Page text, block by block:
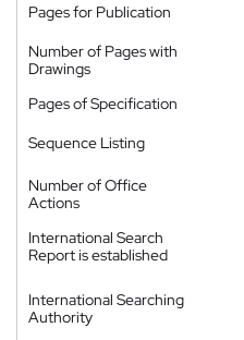
Pages for Publication
Number of Pages with
Drawings
Pages of Specification
Sequence Listing
Number of Office
Actions
International Search
Report is established
International Searching
Authority